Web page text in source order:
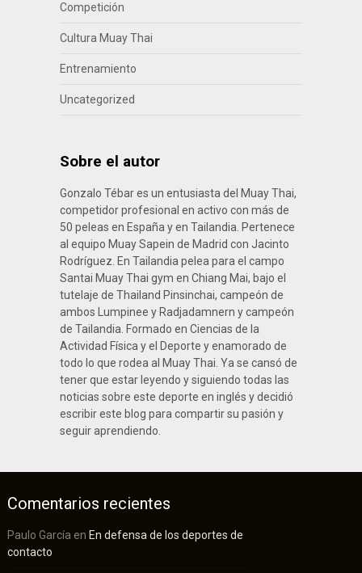
Competición
Cultura Muay Thai
Entrenamiento
Uncategorized
Sobre el autor
Gonzalo Tébar es un entusiasta del Muay Thai,
competidor profesional en activo con más de
50 peleas en España y en Tailandia. Pertenece
al equipo Muay Sapein de Madrid con Jacinto
Rodríguez. En Tailandia pelea para el campo
Santai Muay Thai gym en Chiang Mai, bajo el
tutelaje de Thailand Pinsinchai, campeón de
ambos Lumpinee y Radjadamnern y campeón
de Tailandia. Formado en Ciencias de la
Actividad Física y el Deporte y enamorado de
todo lo que rodea al Muay Thai. Ya se cansó de
tener que estar leyendo y siguiendo todas las
noticias sobre este deporte en inglés y decidió
escribir este blog para compartir su pasión y
seguir aprendiendo.
Comentarios recientes
Paulo García en En defensa de los deportes de
contacto